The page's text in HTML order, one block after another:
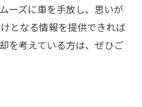
ーズに車を手放し、思いが
となる情報を提供できれば
を考えている方は、ぜひご